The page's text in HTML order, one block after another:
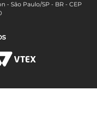
- São Paulo/SP - BR - CEP